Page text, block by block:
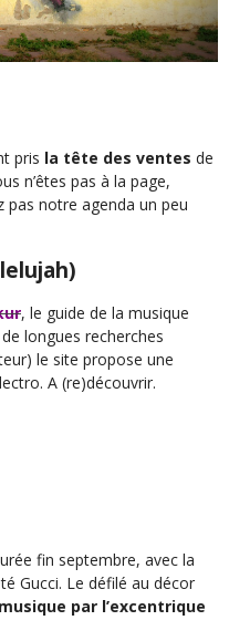
pris la tête des ventes de
n’êtes pas à la page,
notre agenda un peu
, le guide de la musique
longues recherches
le site propose une
A (re)découvrir.
fin septembre, avec la
Gucci. Le défilé au décor
par l’excentrique